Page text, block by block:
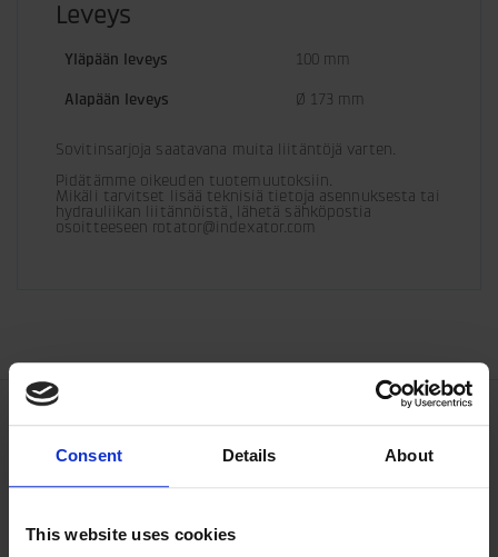
Consent Details About
This website uses cookies
Leveys
Yläpään leveys 100 mm
Alapään leveys Ø 173 mm
Sovitinsarjoja saatavana muita liitäntöjä varten.
Pidätämme oikeuden tuotemuutoksiin.
Mikäli tarvitset lisää teknisiä tietoja asennuksesta tai
hydrauliikan liitännöistä, lähetä sähköpostia
osoitteeseen rotator@indexator.com